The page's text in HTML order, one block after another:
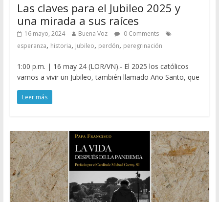
Las claves para el Jubileo 2025 y
una mirada a sus raíces
16 mayo, 2024 Buena Voz
0 Comments
esperanza, historia, Jubileo, perdón, peregrinación
1:00 p.m. | 16 may 24 (LOR/VN).- El 2025 los católicos
vamos a vivir un Jubileo, también llamado Año Santo, que
Leer más